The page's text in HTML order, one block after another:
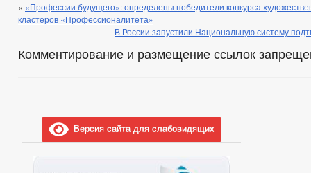
« «Профессии будущего»: определены победители конкурса
кластеров «Профессионалитета»
В России запустили Национальную систему
Комментирование и размещение ссылок
Версия сайта для слабовидящих